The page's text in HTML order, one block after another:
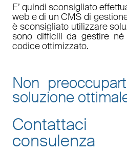
E’ quindi sconsigliato
web e di un CMS di
è sconsigliato utilizzare
sono difficili da gestire
codice ottimizzato.
Non
soluzione
consulenza